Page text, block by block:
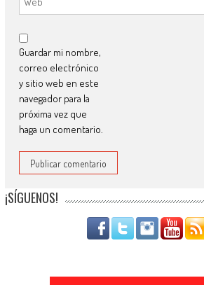
Guardar mi nombre,
correo electrónico
y sitio web en este
navegador para la
próxima vez que
haga un comentario.
¡SÍGUENOS!